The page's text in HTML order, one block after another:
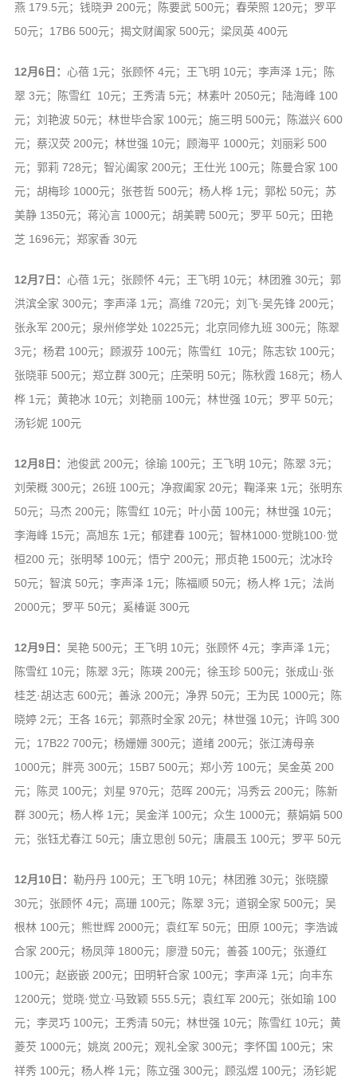
燕 179.5元；钱晓尹 200元；陈要武 500元；春荣照 120元；罗平
50元；17B6 500元；揭文财阖家 500元；梁凤英 400元
12月6日： 心蓓 1元；张顾怀 4元；王飞明 10元；李声泽 1元；陈
翠 3元；陈雪红 10元；王秀清 5元；林素叶 2050元；陆海峰 100
元；刘艳波 50元；林世毕合家 100元；施三明 500元；陈滋兴 600
元；蔡汉荧 200元；林世强 10元；顾海平 1000元；刘丽彩 500
元；郭莉 728元；智沁阖家 200元；王仕光 100元；陈曼合家 100
元；胡梅珍 1000元；张苍哲 500元；杨人桦 1元；郭松 50元；苏
美静 1350元；蒋沁言 1000元；胡美聘 500元；罗平 50元；田艳
芝 1696元；郑家香 30元
12月7日： 心蓓 1元；张顾怀 4元；王飞明 10元；林团雅 30元；郭
洪滨全家 300元；李声泽 1元；高维 720元；刘飞·吴先锋 200元；
张永军 200元；泉州修学处 10225元；北京同修九班 300元；陈翠
3元；杨君 100元；顾淑芬 100元；陈雪红 10元；陈志钦 100元；
张晓菲 500元；郑立群 300元；庄荣明 50元；陈秋霞 168元；杨人
桦 1元；黄艳冰 10元；刘艳丽 100元；林世强 10元；罗平 50元；
汤钐妮 100元
12月8日： 池俊武 200元；徐瑜 100元；王飞明 10元；陈翠 3元；
刘荣概 300元；26班 100元；净寂阖家 20元；鞠泽来 1元；张明东
50元；马杰 200元；陈雪红 10元；叶小茵 100元；林世强 10元；
李海峰 15元；高旭东 1元；郁建春 100元；智林1000·觉眺100·觉
桓200 元；张明琴 100元；悟宁 200元；邢贞艳 1500元；沈冰玲
50元；智滨 50元；李声泽 1元；陈福顺 50元；杨人桦 1元；法尚
2000元；罗平 50元；奚椿诞 300元
12月9日： 吴艳 500元；王飞明 10元；张顾怀 4元；李声泽 1元；
陈雪红 10元；陈翠 3元；陈瑛 200元；徐玉珍 500元；张成山·张
桂芝·胡达志 600元；善泳 200元；净界 50元；王为民 1000元；陈
晓婷 2元；王各 16元；郭燕时全家 20元；林世强 10元；许鸣 300
元；17B22 700元；杨姗姗 300元；道绪 200元；张江涛母亲
1000元；胖亮 300元；15B7 500元；郑小芳 100元；吴金英 200
元；陈灵 100元；刘星 970元；范晖 200元；冯秀云 200元；陈新
群 300元；杨人桦 1元；吴金洋 100元；众生 1000元；蔡娟娟 500
元；张钰尤春江 50元；唐立思创 50元；唐晨玉 100元；罗平 50元
12月10日： 勒丹丹 100元；王飞明 10元；林团雅 30元；张晓朦
30元；张顾怀 4元；高珊 100元；陈翠 3元；道钢全家 500元；吴
根林 100元；熊世辉 2000元；袁红军 50元；田原 100元；李浩诚
合家 200元；杨凤萍 1800元；廖澄 50元；善荟 100元；张遵红
100元；赵嵌嵌 200元；田明轩合家 100元；李声泽 1元；向丰东
1200元；觉晓·觉立·马致颖 555.5元；袁红军 200元；张如瑜 100
元；李灵巧 100元；王秀清 50元；林世强 10元；陈雪红 10元；黄
菱芡 1000元；姚岚 200元；观礼全家 300元；李怀国 100元；宋
祥秀 100元；杨人桦 1元；陈立强 300元；顾泓煜 100元；汤钐妮